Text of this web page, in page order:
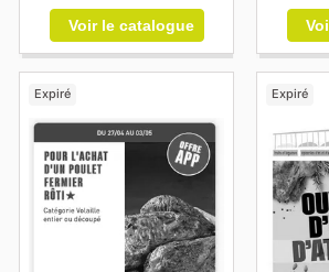
Voir le catalogue
Expiré Expiré